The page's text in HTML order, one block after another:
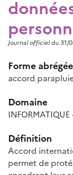
Journal officieldu 31/
Forme abrégée
accord
Domaine
Définition
Accord
permet de